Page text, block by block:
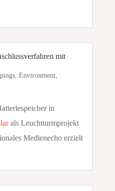
mit
, Environment,
in
als Leuchtturmprojekt
Medienecho erzielt